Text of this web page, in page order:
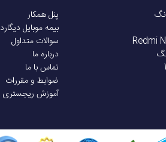
پنل همکار
بیمه موبایل دیگارد
سوالات متداول
درباره ما
تماس با ما
ضوابط و مقررات
آموزش ریجستری